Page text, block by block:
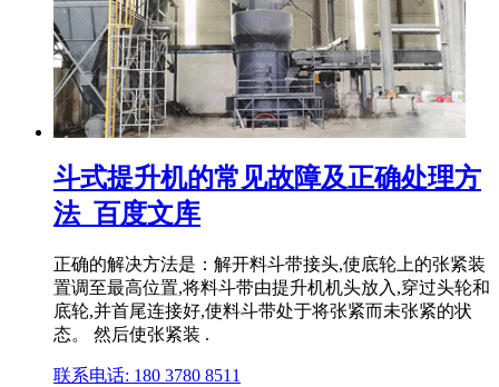
斗式提升机的常见故障及正确处理方
法_百度文库
正确的解决方法是：解开料斗带接头,使底轮上的张紧装
置调至最高位置,将料斗带由提升机机头放入,穿过头轮和
底轮,并首尾连接好,使料斗带处于将张紧而未张紧的状
态。 然后使张紧装 .
联系电话: 180 3780 8511